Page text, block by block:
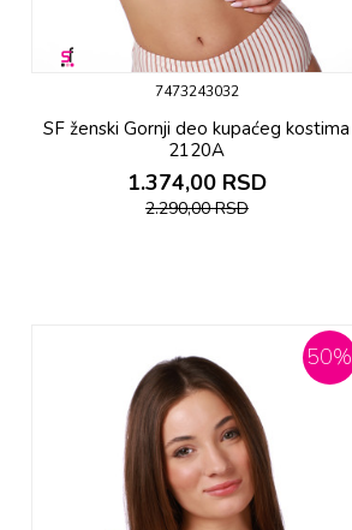
7473243032
SF ženski Gornji deo kupaćeg kostima
2120A
1.374,00 RSD
2.290,00RSD
50%